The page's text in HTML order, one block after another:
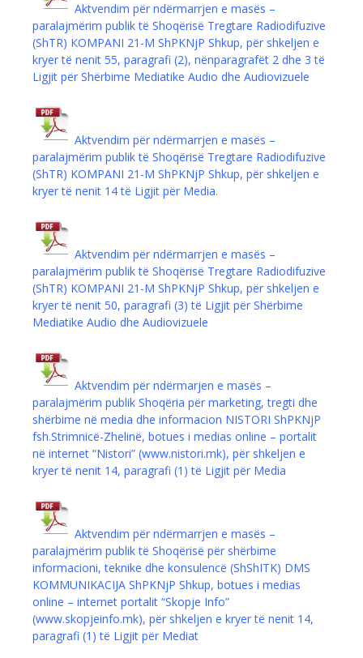
Aktvendim për ndërmarrjen e masës –
paralajmërim publik të Shoqërisë Tregtare Radiodifuzive
(ShTR) КОMPANI 21-М ShPKNjP Shkup, për shkeljen e
kryer të nenit 55, paragrafi (2), nënparagrafët 2 dhe 3 të
Ligjit për Shërbime Mediatike Audio dhe Audiovizuele
Aktvendim për ndërmarrjen e masës –
paralajmërim publik të Shoqërisë Tregtare Radiodifuzive
(ShTR) KOMPANI 21-M ShPKNjP Shkup, për shkeljen e
kryer të nenit 14 të Ligjit për Media.
Aktvendim për ndërmarrjen e masës –
paralajmërim publik të Shoqërisë Tregtare Radiodifuzive
(ShTR) KOMPANI 21-M ShPKNjP Shkup, për shkeljen e
kryer të nenit 50, paragrafi (3) të Ligjit për Shërbime
Mediatike Audio dhe Audiovizuele
Aktvendim për ndërmarjen e masës –
paralajmërim publik Shoqëria për marketing, tregti dhe
shërbime në media dhe informacion NISTORI ShPKNjP
fsh.Strimnicë-Zhelinë, botues i medias online – portalit
në internet “Nistori” (www.nistori.mk), për shkeljen e
kryer të nenit 14, paragrafi (1) të Ligjit për Media
Aktvendim për ndërmarrjen e masës –
paralajmërim publik të Shoqërisë për shërbime
informacioni, teknike dhe konsulencë (ShShITK) DMS
KOMMUNIKACIJA ShPKNjP Shkup, botues i medias
online – internet portalit “Skopje Info”
(www.skopjeinfo.mk), për shkeljen e kryer të nenit 14,
paragrafi (1) të Ligjit për Mediat